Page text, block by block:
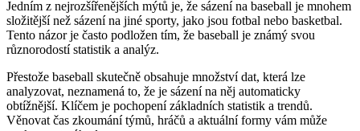
Jedním z nejrozšířenějších mýtů je, že sázení na baseball je mnohem
složitější než sázení na jiné sporty, jako jsou fotbal nebo basketbal.
Tento názor je často podložen tím, že baseball je známý svou
různorodostí statistik a analýz.
Přestože baseball skutečně obsahuje množství dat, která lze
analyzovat, neznamená to, že je sázení na něj automaticky
obtížnější. Klíčem je pochopení základních statistik a trendů.
Věnovat čas zkoumání týmů, hráčů a aktuální formy vám může